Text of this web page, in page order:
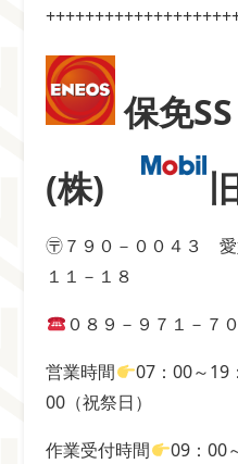
保免
(株)
〶７９０－００４３ 愛
１１－１８
０８９－９７１－７
営業時間
07：00～19
00 （祝祭日）
作業受付時間
09：00